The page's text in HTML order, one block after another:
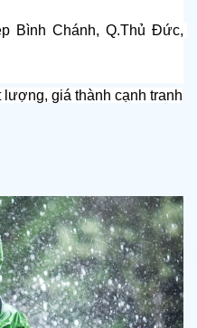
Bình Chánh, Q.Thủ Đức,
giá thành cạnh tranh